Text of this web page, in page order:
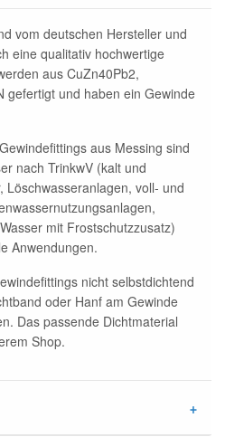
vom deutschen Hersteller und
eine qualitativ hochwertige
aus CuZn40Pb2,
gefertigt und haben ein Gewinde
aus Messing sind
nach TrinkwV (kalt und
Löschwasseranlagen, voll- und
mit Frostschutzzusatz)
Anwendungen.
nicht selbstdichtend
oder Hanf am Gewinde
Das passende Dichtmaterial
Shop.